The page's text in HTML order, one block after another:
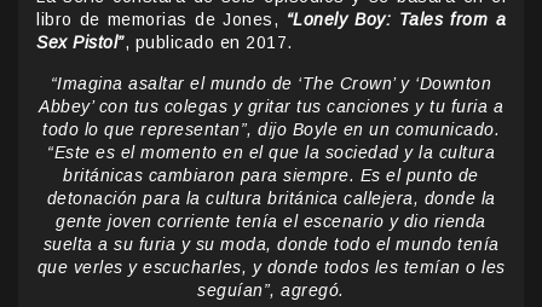
libro de memorias de Jones, “Lonely Boy: Tales from a
Sex Pistol”, publicado en 2017.
“Imagina asaltar el mundo de ‘The Crown’ y ‘Downton
Abbey’ con tus colegas y gritar tus canciones y tu furia a
todo lo que representan”, dijo Boyle en un comunicado.
“Este es el momento en el que la sociedad y la cultura
británicas cambiaron para siempre. Es el punto de
detonación para la cultura británica callejera, donde la
gente joven corriente tenía el escenario y dio rienda
suelta a su furia y su moda, donde todo el mundo tenía
que verles y escucharles, y donde todos les temían o les
seguían”, agregó.